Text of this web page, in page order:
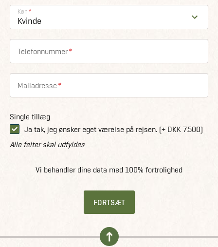
Køn*
Telefonnummer*
Mailadresse*
Single tillæg
Ja tak, jeg ønsker eget værelse på rejsen. (+ DKK 7.500)
Alle felter skal udfyldes
Vi behandler dine data med 100% fortrolighed
FORTSÆT